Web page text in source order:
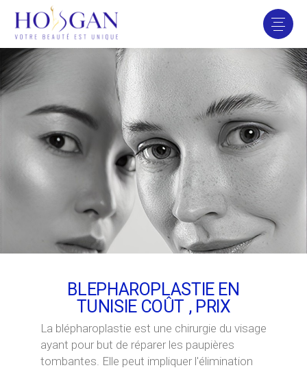
BLEPHAROPLASTIE EN
TUNISIE COÛT , PRIX
La blépharoplastie est une chirurgie du visage
ayant pour but de réparer les paupières
tombantes. Elle peut impliquer l'élimination